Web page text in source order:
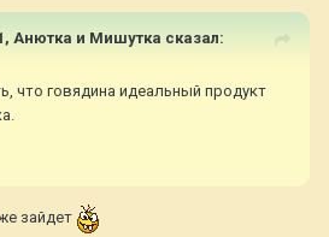
Анютка и Мишутка сказал:
что говядина идеальный продукт
зайдет